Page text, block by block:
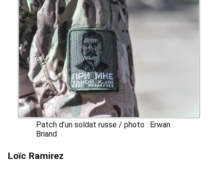
Patch d’un soldat russe / photo : Erwan
Briand
Loïc Ramirez